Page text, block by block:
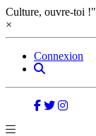
Culture, ouvre-toi
×
Connexion